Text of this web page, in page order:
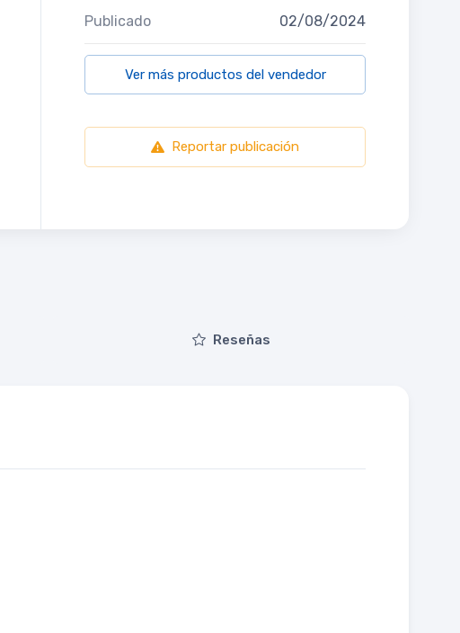
Publicado 02/08/2024
Ver más productos del vendedor
Reportar publicación
Reseñas